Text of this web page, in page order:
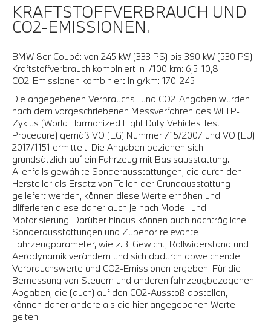
KRAFTSTOFFVERBRAUCH UND
CO2-EMISSIONEN.
BMW 8er Coupé: von 245 kW (333 PS) bis 390 kW (530 PS)
Kraftstoffverbrauch kombiniert in l/100 km: 6,5-10,8
CO2-Emissionen kombiniert in g/km: 170-245
Die angegebenen Verbrauchs- und CO2-Angaben wurden
nach dem vorgeschriebenen Messverfahren des WLTP-
Zyklus (World Harmonized Light Duty Vehicles Test
Procedure) gemäß VO (EG) Nummer 715/2007 und VO (EU)
2017/1151 ermittelt. Die Angaben beziehen sich
grundsätzlich auf ein Fahrzeug mit Basisausstattung.
Allenfalls gewählte Sonderausstattungen, die durch den
Hersteller als Ersatz von Teilen der Grundausstattung
geliefert werden, können diese Werte erhöhen und
differieren diese daher auch je nach Modell und
Motorisierung. Darüber hinaus können auch nachträgliche
Sonderausstattungen und Zubehör relevante
Fahrzeugparameter, wie z.B. Gewicht, Rollwiderstand und
Aerodynamik verändern und sich dadurch abweichende
Verbrauchswerte und CO2-Emissionen ergeben. Für die
Bemessung von Steuern und anderen fahrzeugbezogenen
Abgaben, die (auch) auf den CO2-Ausstoß abstellen,
können daher andere als die hier angegebenen Werte
gelten.